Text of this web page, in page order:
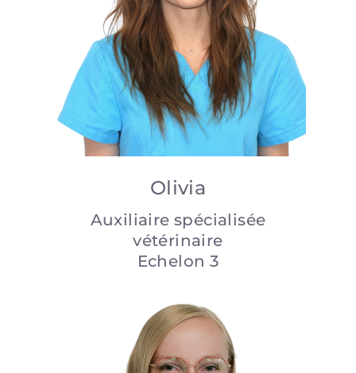
Olivia
Auxiliaire spécialisée
vétérinaire
Echelon 3